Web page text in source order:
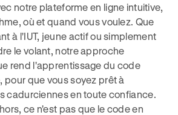
notre plateforme en ligne intuitive,
où et quand vous voulez. Que
à l'IUT, jeune actif ou simplement
le volant, notre approche
rend l'apprentissage du code
pour que vous soyez prêt à
cadurciennes en toute confiance.
ce n'est pas que le code en